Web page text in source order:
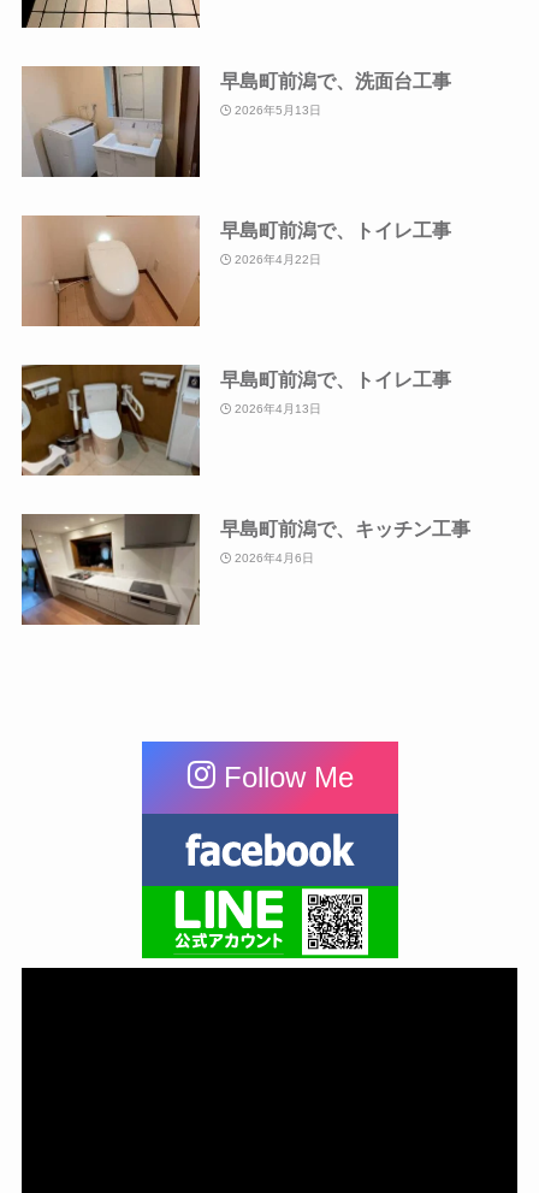
早島町前潟で、洗面台工事
2026年5月13日
早島町前潟で、トイレ工事
2026年4月22日
早島町前潟で、トイレ工事
2026年4月13日
早島町前潟で、キッチン工事
2026年4月6日
Follow Me